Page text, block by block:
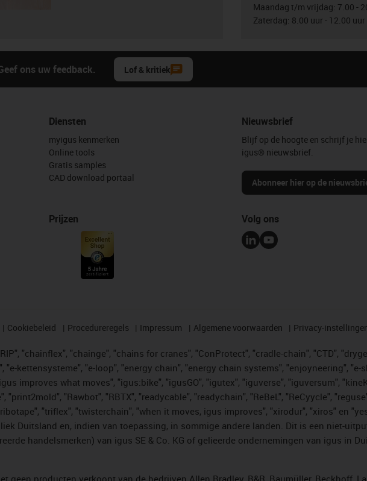
Maandag t/m vrijdag: 7.00 -
Zaterdag: 8.00 uur - 12.00 uur
ons uw feedback. Lof & kritiek
Diensten
myigus kenmerken
Online tools
Gratis samples
CAD download portaal
Prijzen
Nieuwsbrief
Blijf op de hoogte en schrijf je
igus® nieuwsbrief.
Abonneer hier op de
Volg ons
Cookiebeleid Procedureregels Impressum Algemene voorwaarden Privacy-
"chainflex", "chainge", "chains for cranes", "ConProtect", "cradle-chain", "CTD",
"e-kettensysteme", "e-loop", "energy chain", "energy chain systems", "enjoyneering", "e-
improves what moves", "igus:bike", "igusGO", "igutex", "iguverse", "iguversum",
"Rawbot", "RBTX", "readycable", "readychain", "ReBeL", "ReCyycle",
"triflex", "twisterchain", "when it moves, igus improves", "xirodur", "xiros" en
Duitsland en, indien van toepassing, in sommige andere landen. Dit is een niet-
handelsmerken) van igus SE & Co. KG of gelieerde ondernemingen van igus in
geen producten verkoopt van de bedrijven Allen Bradley, B&R, Baumüller, Beckhoff,